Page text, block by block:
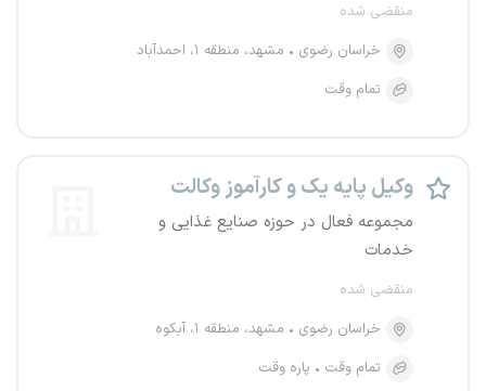
منقضی شده
خراسان رضوی
مشهد، منطقه ۱، احمدآباد
تمام وقت
وکیل پایه یک و کارآموز وکالت
مجموعه فعال در حوزه صنایع غذایی و
خدمات
منقضی شده
خراسان رضوی
مشهد، منطقه ۱، آبکوه
تمام وقت
پاره وقت